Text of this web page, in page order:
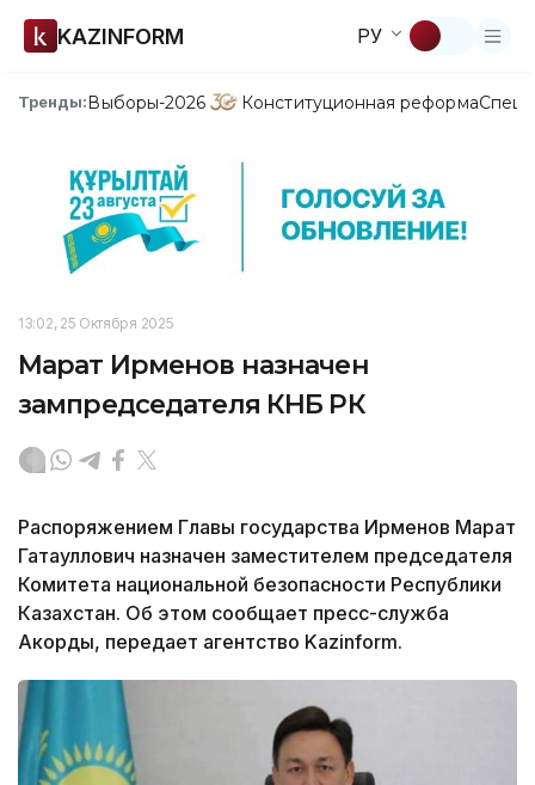
KAZINFORM РУ
Тренды:Выборы-2026 Конституционная реформа
13:02, 25 Октября 2025
Марат Ирменов назначен
зампредседателя КНБ РК
Распоряжением Главы государства Ирменов Марат
Гатауллович назначен заместителем председателя
Комитета национальной безопасности Республики
Казахстан. Об этом сообщает пресс-служба
Акорды, передает агентство Kazinform.